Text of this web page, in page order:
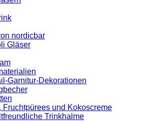
nordicbar
Gläser
Garnitur-Dekorationen
Fruchtpürees und Kokoscreme
Trinkhalme